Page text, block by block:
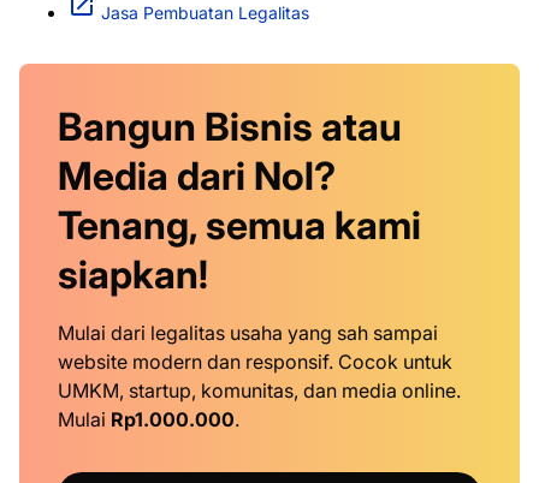
Jasa Pembuatan Legalitas
Bangun Bisnis atau
Media dari Nol?
Tenang, semua kami
siapkan!
Mulai dari legalitas usaha yang sah sampai
website modern dan responsif. Cocok untuk
UMKM, startup, komunitas, dan media online.
Mulai Rp1.000.000.